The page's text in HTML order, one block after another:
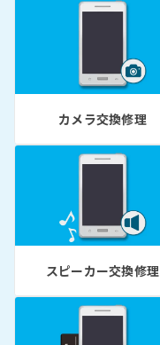
カメラ交換修理
スピーカー交換修理